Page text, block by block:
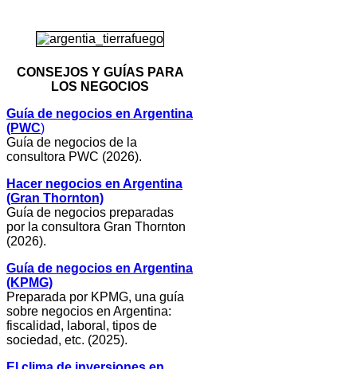
CONSEJOS Y GUÍAS PARA
LOS NEGOCIOS
Guía de negocios en Argentina
(PWC)
Guía de negocios de la
consultora PWC (2026).
Hacer negocios en Argentina
(Gran Thornton)
Guía de negocios preparadas
por la consultora Gran Thornton
(2026).
Guía de negocios en Argentina
(KPMG)
Preparada por KPMG, una guía
sobre negocios en Argentina:
fiscalidad, laboral, tipos de
sociedad, etc. (2025).